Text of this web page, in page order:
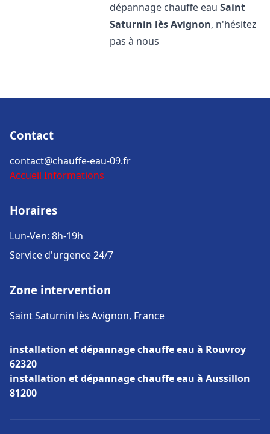
dépannage chauffe eauSaint
Saturnin lès Avignon, n'hésitez
pas à nous
Contact
contact@chauffe-eau-09.fr
Accueil Informations
Horaires
Lun-Ven: 8h-19h
Service d'urgence 24/7
Zone intervention
Saint Saturnin lès Avignon, France
installation et dépannage chauffe eau à Rouvroy
62320
installation et dépannage chauffe eau à Aussillon
81200